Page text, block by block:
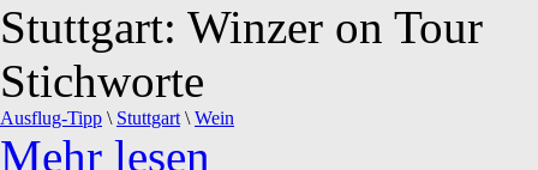
Stuttgart: Winzer on Tour
Stichworte
Ausflug-Tipp \ Stuttgart \ Wein
Mehr lesen